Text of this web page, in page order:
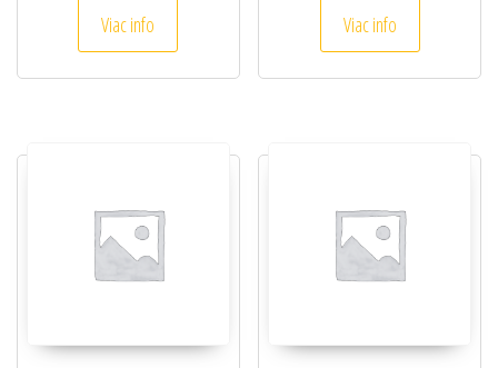
Viac info Viac info